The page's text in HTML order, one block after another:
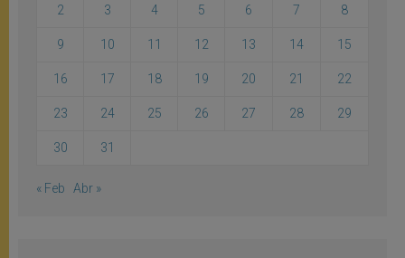
2 3 4 5 6 7 8
9 10 11 12 13 14 15
16 17 18 19 20 21 22
23 24 25 26 27 28 29
30 31
« Feb Abr »